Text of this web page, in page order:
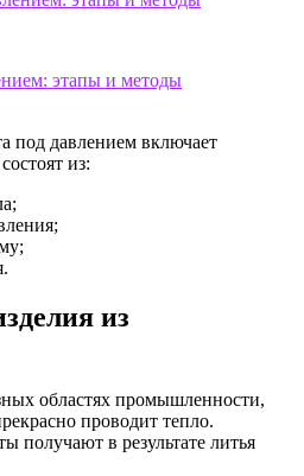
этапы и методы
под давлением включает
из:
из
областях промышленности,
проводит тепло.
получают в результате литья